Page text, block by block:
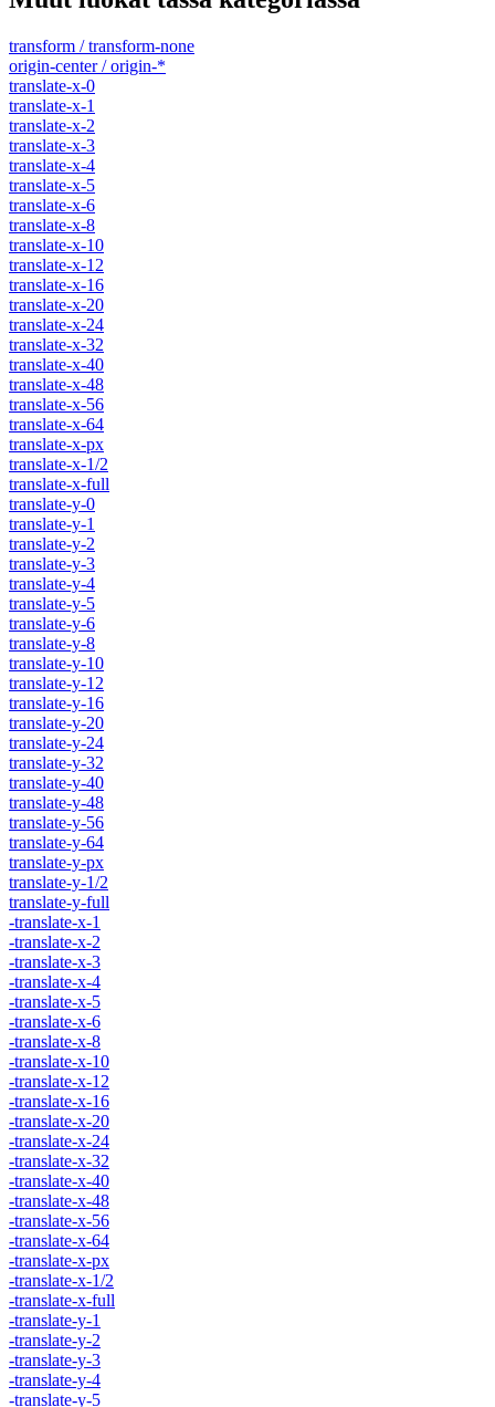
transform / transform-none
origin-center / origin-*
translate-x-0
translate-x-1
translate-x-2
translate-x-3
translate-x-4
translate-x-5
translate-x-6
translate-x-8
translate-x-10
translate-x-12
translate-x-16
translate-x-20
translate-x-24
translate-x-32
translate-x-40
translate-x-48
translate-x-56
translate-x-64
translate-x-px
translate-x-1/2
translate-x-full
translate-y-0
translate-y-1
translate-y-2
translate-y-3
translate-y-4
translate-y-5
translate-y-6
translate-y-8
translate-y-10
translate-y-12
translate-y-16
translate-y-20
translate-y-24
translate-y-32
translate-y-40
translate-y-48
translate-y-56
translate-y-64
translate-y-px
translate-y-1/2
translate-y-full
-translate-x-1
-translate-x-2
-translate-x-3
-translate-x-4
-translate-x-5
-translate-x-6
-translate-x-8
-translate-x-10
-translate-x-12
-translate-x-16
-translate-x-20
-translate-x-24
-translate-x-32
-translate-x-40
-translate-x-48
-translate-x-56
-translate-x-64
-translate-x-px
-translate-x-1/2
-translate-x-full
-translate-y-1
-translate-y-2
-translate-y-3
-translate-y-4
-translate-y-5